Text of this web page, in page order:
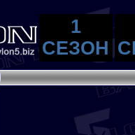
1
СЕЗОН